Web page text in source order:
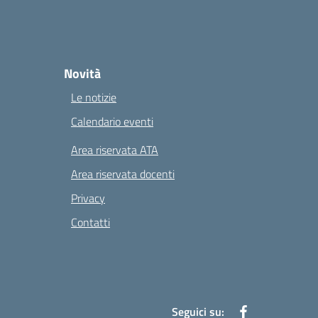
Novità
Le notizie
Calendario eventi
Area riservata ATA
Area riservata docenti
Privacy
Contatti
Seguici su: